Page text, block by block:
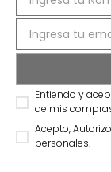
Entiendo y
de mis
Acepto,
personales.